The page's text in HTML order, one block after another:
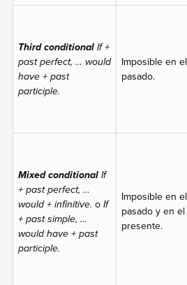
Third conditional If +
past perfect, … would
have + past
participle.
Imposible en el
pasado.
Mixed conditional If
+ past perfect, …
would + infinitive. o If
+ past simple, …
would have + past
participle.
Imposible en el
pasado y en el
presente.